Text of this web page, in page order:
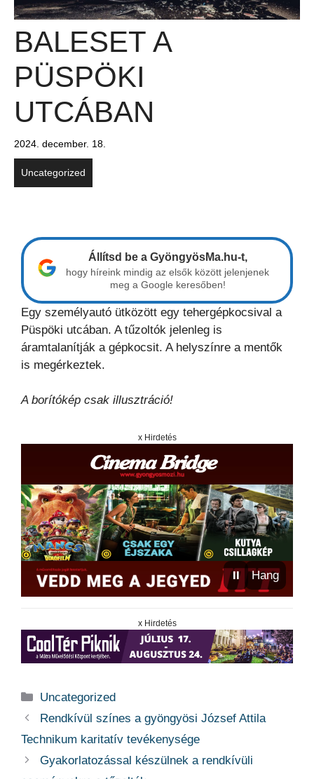
BALESET A
PÜSPÖKI
UTCÁBAN
2024. december. 18.
Uncategorized
Állítsd be a GyöngyösMa.hu-t,
hogy híreink mindig az elsők között jelenjenek
meg a Google keresőben!
Egy személyautó ütközött egy tehergépkocsival a
Püspöki utcában. A tűzoltók jelenleg is
áramtalanítják a gépkocsit. A helyszínre a mentők
is megérkeztek.
A borítókép csak illusztráció!
x Hirdetés
⏸ Hang
x Hirdetés
Kategória
Uncategorized
Rendkívül színes a gyöngyösi József Attila
Technikum karitatív tevékenysége
Gyakorlatozással készülnek a rendkívüli